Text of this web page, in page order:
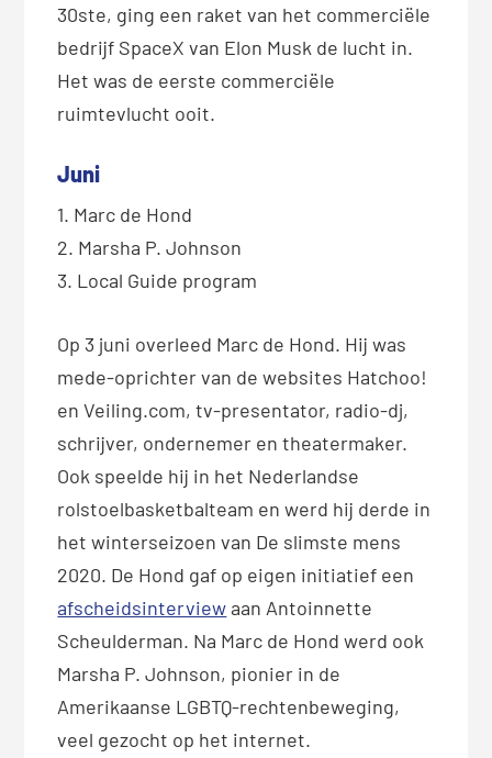
30ste, ging een raket van het commerciële
bedrijf SpaceX van Elon Musk de lucht in.
Het was de eerste commerciële
ruimtevlucht ooit.
Juni
1. Marc de Hond
2. Marsha P. Johnson
3. Local Guide program
Op 3 juni overleed Marc de Hond. Hij was
mede-oprichter van de websites Hatchoo!
en Veiling.com, tv-presentator, radio-dj,
schrijver, ondernemer en theatermaker.
Ook speelde hij in het Nederlandse
rolstoelbasketbalteam en werd hij derde in
het winterseizoen van De slimste mens
2020. De Hond gaf op eigen initiatief een
afscheidsinterview aan Antoinnette
Scheulderman. Na Marc de Hond werd ook
Marsha P. Johnson, pionier in de
Amerikaanse LGBTQ-rechtenbeweging,
veel gezocht op het internet.